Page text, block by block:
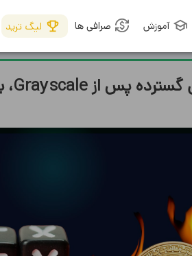
آموزش صرافی ها لیگ ترید